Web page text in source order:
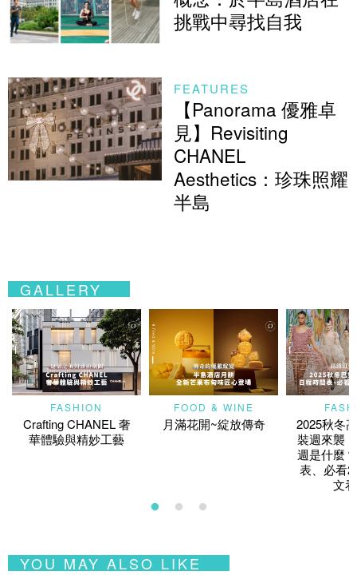
挑戰中尋找自我
FEATURES
【Panorama 優雅卓
見】Revisiting
CHANEL
Aesthetics：珍珠照耀
半島
GALLERY
FASHION
Crafting CHANEL 奢
華體驗與精妙工藝
FOOD & WINE
月滿花開~綻放傳奇
2025秋冬
裝週來襲
週是什麼
表、必看
文
YOU MAY ALSO LIKE